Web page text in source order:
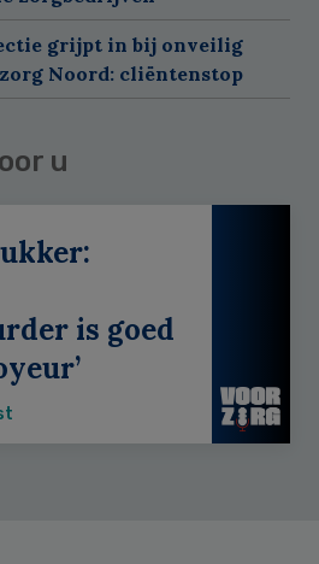
grijpt in bij onveilig
Noord: cliëntenstop
u
is goed